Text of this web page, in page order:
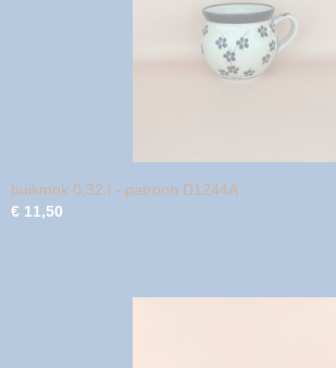
buikmok 0,32 l - patroon D1244A
€ 11,50